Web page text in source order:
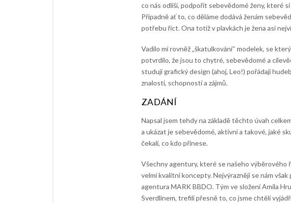
co nás odliší, podpořit sebevědomé ženy, které
Případně ať to, co děláme dodává ženám
potřebu říct. Ona totiž v plavkách je žena asi
Vadilo mi rovněž „škatulkování“ modelek, se
potvrdilo, že jsou to chytré, sebevědomé a
studují grafický design (ahoj, Leo!) pořádají
znalostí, schopností a zájmů.
ZADÁNÍ
Napsal jsem tehdy na základě těchto úvah
a ukázat je sebevědomé, aktivní a takové, jaké
čekali, co kdo přinese.
Všechny agentury, které se našeho výběrového
velmi kvalitní koncepty. Nejvýrazněji se nám
agentura MARK BBDO. Tým ve složení Amila
Sverdlinem, trefili přesně to, co jsme chtěli